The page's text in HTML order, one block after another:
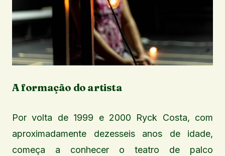
A formação do artista
Por volta de 1999 e 2000 Ryck Costa, com
aproximadamente dezesseis anos de idade,
começa a conhecer o teatro de palco